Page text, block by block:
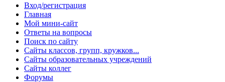
Вход/регистрация
Главная
Мой мини-сайт
Ответы на вопросы
Поиск по сайту
Сайты классов, групп, кружков...
Сайты образовательных учреждений
Сайты коллег
Форумы